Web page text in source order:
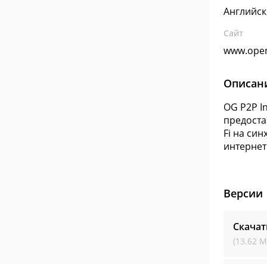
Сайт
OG P2P
Fi на
Версии
(13.62